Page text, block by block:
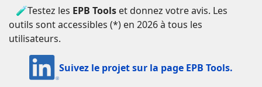
🧪Testez les EPB Tools et donnez votre avis. Les
outils sont accessibles (*) en 2026 à tous les
utilisateurs.
Suivez le projet sur la page EPB Tools.